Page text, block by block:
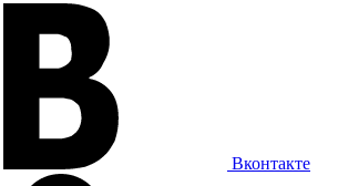
Вконтакте